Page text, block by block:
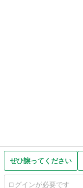
ぜひ譲ってください